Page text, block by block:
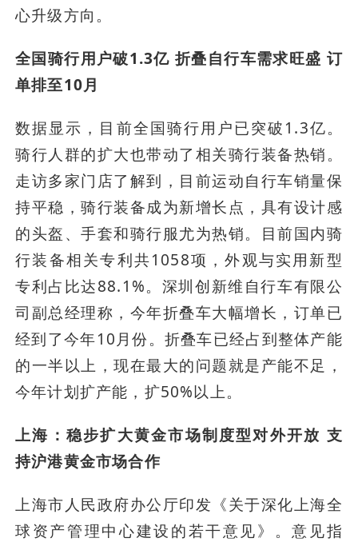
心升级方向。
全国骑行用户破1.3亿 折叠自行车需求旺盛 订
单排至10月
数据显示，目前全国骑行用户已突破1.3亿。
骑行人群的扩大也带动了相关骑行装备热销。
走访多家门店了解到，目前运动自行车销量保
持平稳，骑行装备成为新增长点，具有设计感
的头盔、手套和骑行服尤为热销。目前国内骑
行装备相关专利共1058项，外观与实用新型
专利占比达88.1%。深圳创新维自行车有限公
司副总经理称，今年折叠车大幅增长，订单已
经到了今年10月份。折叠车已经占到整体产能
的一半以上，现在最大的问题就是产能不足，
今年计划扩产能，扩50%以上。
上海：稳步扩大黄金市场制度型对外开放 支
持沪港黄金市场合作
上海市人民政府办公厅印发《关于深化上海全
球资产管理中心建设的若干意见》。意见指